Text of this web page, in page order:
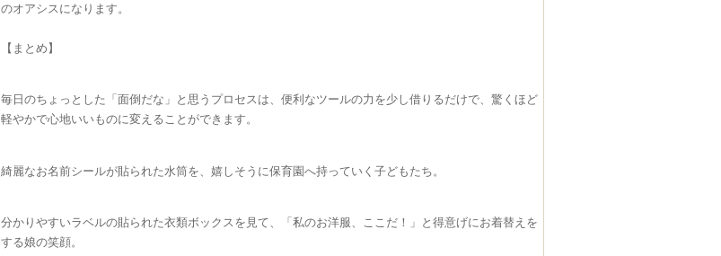
のオアシスになります。
​【まとめ】
​毎日のちょっとした「面倒だな」と思うプロセスは、便利なツールの力を少し借りるだけで、驚くほど
軽やかで心地いいものに変えることができます。
​綺麗なお名前シールが貼られた水筒を、嬉しそうに保育園へ持っていく子どもたち。
分かりやすいラベルの貼られた衣類ボックスを見て、「私のお洋服、ここだ！」と得意げにお着替えを
する娘の笑顔。